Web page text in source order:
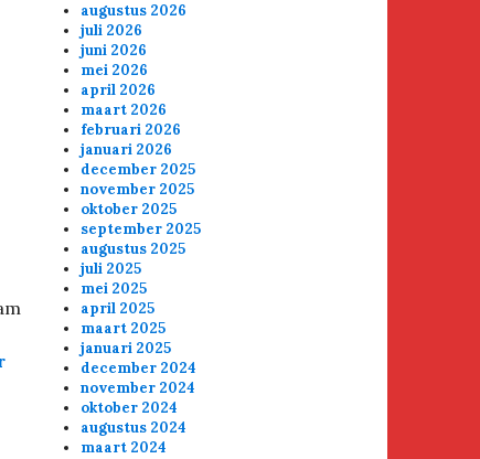
augustus 2026
juli 2026
juni 2026
mei 2026
april 2026
maart 2026
februari 2026
januari 2026
december 2025
november 2025
oktober 2025
september 2025
augustus 2025
juli 2025
mei 2025
april 2025
maart 2025
januari 2025
december 2024
november 2024
oktober 2024
augustus 2024
maart 2024